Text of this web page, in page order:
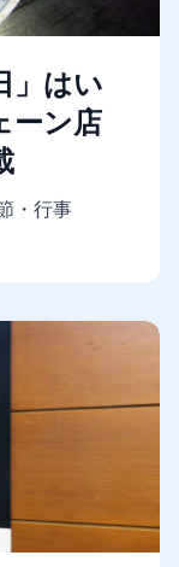
」はい
ーン店
・行事